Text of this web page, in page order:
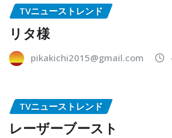
TVニューストレンド
リタ様
pikakichi2015@gmail.com
TVニューストレンド
レーザーブースト